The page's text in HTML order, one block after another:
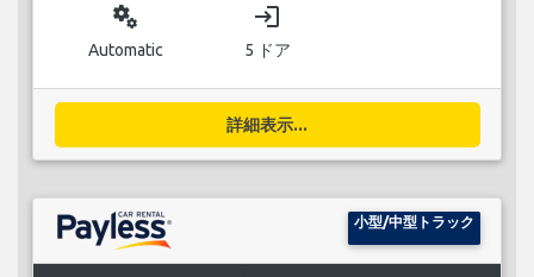
miscellaneous_services
Automatic
login
5 ドア
詳細表示...
小型/中型トラック